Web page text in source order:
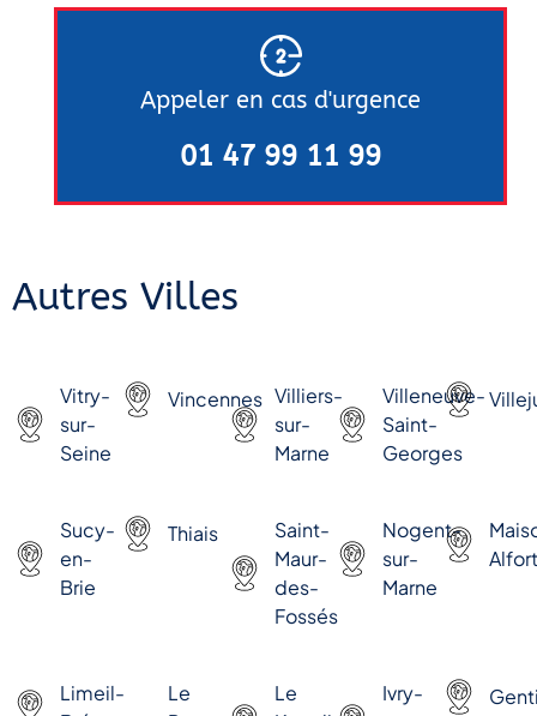
Appeler en cas d'urgence
01 47 99 11 99
Autres Villes
Vitry-
sur-
Seine
Vincennes Villiers-
sur-
Marne
Villeneuve-
Saint-
Georges
Sucy-
en-
Brie
Thiais
Saint-
Maur-
des-
Fossés
Nogent-
sur-
Marne
Limeil-
Le
Le
Ivry-